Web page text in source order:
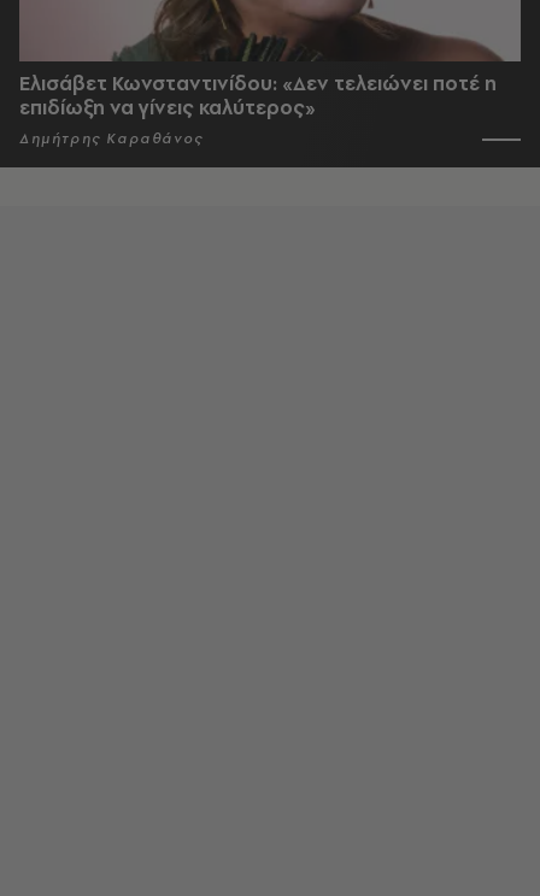
Ελισάβετ Κωνσταντινίδου: «Δεν τελειώνει ποτέ η
επιδίωξη να γίνεις καλύτερος»
Δημήτρης Καραθάνος